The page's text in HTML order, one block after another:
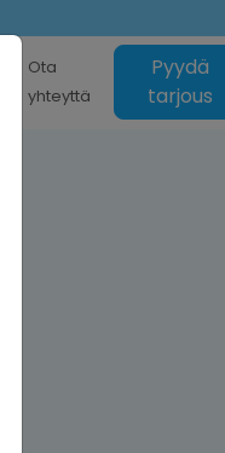
Ota
yhteyttä
Pyydä
tarjous